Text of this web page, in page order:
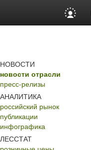
НОВОСТИ
новости отрасли
пресс-релизы
АНАЛИТИКА
российский рынок
публикации
инфографика
ЛЕССТАТ